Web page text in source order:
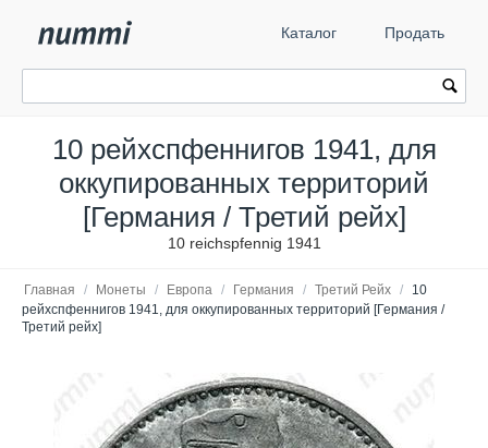
Каталог Продать
10 рейхспфеннигов 1941, для
оккупированных территорий
[Германия / Третий рейх]
10 reichspfennig 1941
Главная / Монеты / Европа / Германия / Третий Рейх /
10
рейхспфеннигов 1941, для оккупированных территорий [Германия /
Третий рейх]